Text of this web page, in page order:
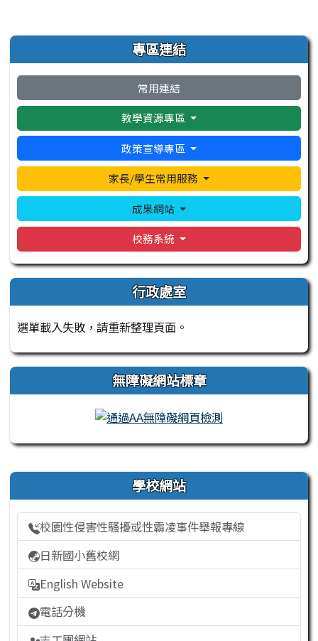
左邊區域內容 專區連結
常用連結
教學資源專區
政策宣導專區
家長/學生常用服務
成果網站
校務系統
行政處室
選單載入失敗，請重新整理頁面。
無障礙網站標章
右邊區域內容 學校網站
校園性侵害性騷擾或性霸凌事件舉報專線
日新國小舊校網
English Website
電話分機